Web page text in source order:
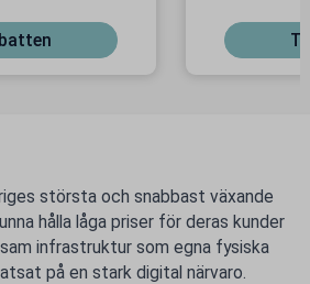
största och snabbast växande
hålla låga priser för deras kunder
infrastruktur som egna fysiska
på en stark digital närvaro.